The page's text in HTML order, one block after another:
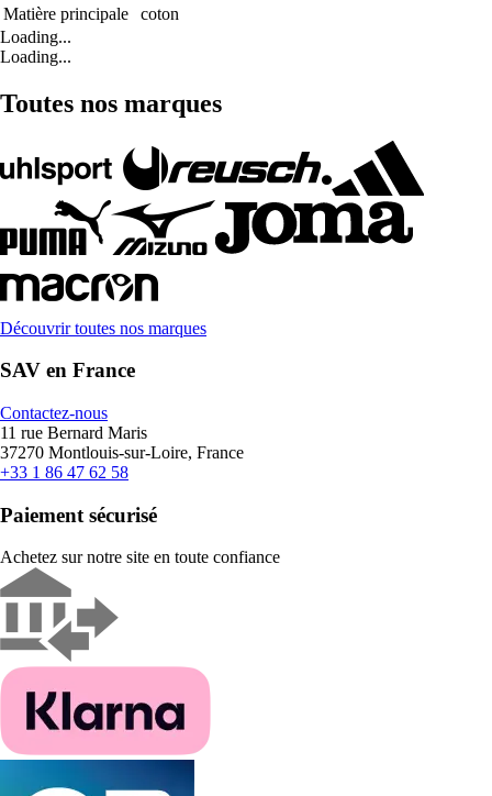
Matière principale
coton
Loading...
Loading...
Toutes nos marques
Découvrir toutes nos marques
SAV en France
Contactez-nous
11 rue Bernard Maris
37270 Montlouis-sur-Loire, France
+33 1 86 47 62 58
Paiement sécurisé
Achetez sur notre site en toute confiance